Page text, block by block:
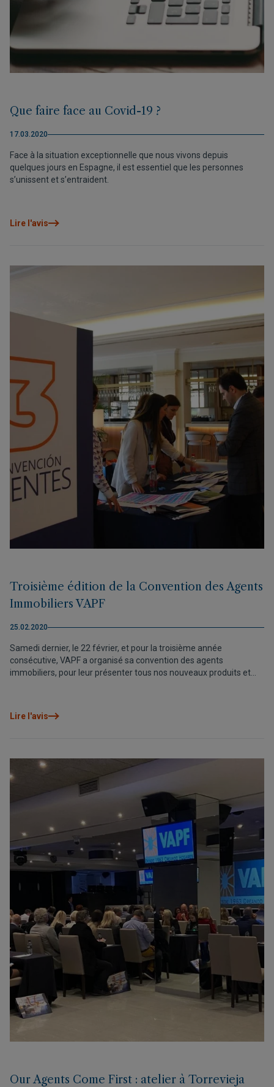
Que faire face au Covid-19 ?
17.03.2020
Face à la situation exceptionnelle que nous vivons depuis
quelques jours en Espagne, il est essentiel que les personnes
s’unissent et s’entraident.
Lire l'avis
Troisième édition de la Convention des Agents
Immobiliers VAPF
25.02.2020
Samedi dernier, le 22 février, et pour la troisième année
consécutive, VAPF a organisé sa convention des agents
immobiliers, pour leur présenter tous nos nouveaux produits et
Lire l'avis
Our Agents Come First : atelier à Torrevieja